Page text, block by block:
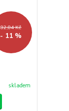
82,84 Kč
- 11 %
skladem